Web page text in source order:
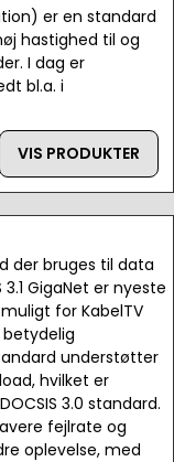
er en standard
hastighed til og
I dag er
bl.a. i
VIS PRODUKTER
der bruges til data
3.1 GigaNet er nyeste
for KabelTV
understøtter
hvilket er
3.0 standard.
fejlrate og
oplevelse, med